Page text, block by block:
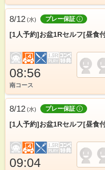
8/12 (水) プレー保証
[1人予約]お盆1Rセルフ[昼食
08:56
南コース
8/12 (水) プレー保証
[1人予約]お盆1Rセルフ[昼食
09:04